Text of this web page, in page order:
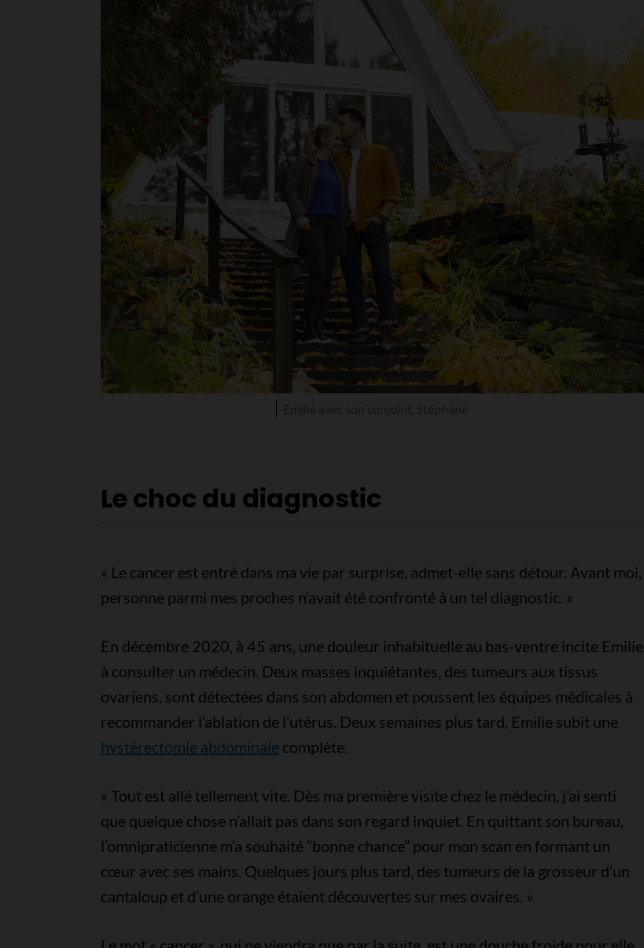
Le choc du diagnostic
« Le cancer est entré dans ma vie par surprise, admet-elle sans détour. Avant moi,
personne parmi mes proches n’avait été confronté à un tel diagnostic. »
En décembre 2020, à 45 ans, une douleur inhabituelle au bas-ventre incite Emilie
à consulter un médecin. Deux masses inquiétantes, des tumeurs aux tissus
ovariens, sont détectées dans son abdomen et poussent les équipes médicales à
recommander l’ablation de l’utérus. Deux semaines plus tard, Emilie subit une
hystérectomie abdominalecomplète.
« Tout est allé tellement vite. Dès ma première visite chez le médecin, j’ai senti
que quelque chose n’allait pas dans son regard inquiet. En quittant son bureau,
l’omnipraticienne m’a souhaité “bonne chance” pour mon scan en formant un
cœur avec ses mains. Quelques jours plus tard, des tumeurs de la grosseur d’un
cantaloup et d’une orange étaient découvertes sur mes ovaires. »